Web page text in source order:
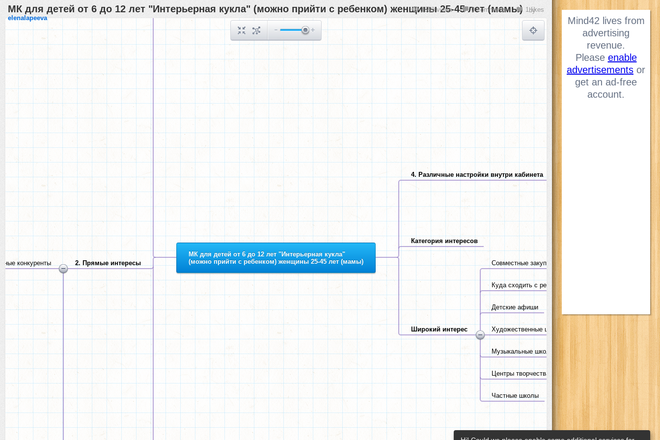
МК для детей от 6 до 12 лет "Интерьерная кукла"
(можно прийти с ребенком) женщины 25-45 лет (мамы)
2. Прямые интересы
конкуренты
4. Различные настройки внутри кабинета женщины 25-
Категория интересов
Широкий интерес
Совместные закупки москва
Куда сходить с ребенком Москва
Детские афиши
Художественные школы
Музыкальные школы
Центры творчества
Частные школы
МК для детей от 6 до 12 лет "Интерьерная кукла" (можно прийти с ребенком) женщины 25-45 лет (мамы)
by
elenalapeeva
1659 views 0 comments 1 likes
Mind42 lives from
advertising
revenue.
Please enable
advertisements or
get an ad-free
account.